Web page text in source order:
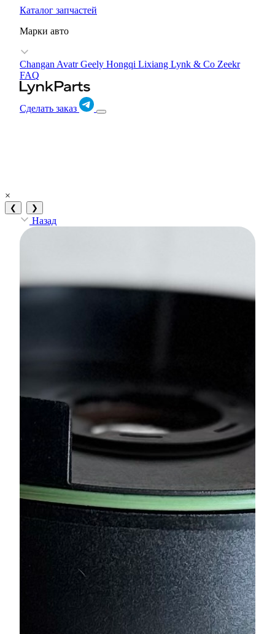
Каталог запчастей
Марки авто
Changan AvatrGeely Hongqi Lixiang Lynk & Co Zeekr
FAQ
Сделать заказ
×
❮ ❯
Назад